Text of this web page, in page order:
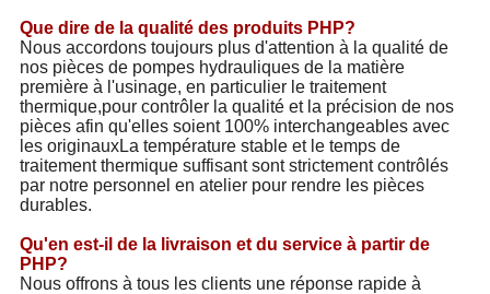
Que dire de la qualité des produits PHP?
Nous accordons toujours plus d'attention à la qualité de
nos pièces de pompes hydrauliques de la matière
première à l'usinage, en particulier le traitement
thermique,pour contrôler la qualité et la précision de nos
pièces afin qu'elles soient 100% interchangeables avec
les originauxLa température stable et le temps de
traitement thermique suffisant sont strictement contrôlés
par notre personnel en atelier pour rendre les pièces
durables.
Qu'en est-il de la livraison et du service à partir de
PHP?
Nous offrons à tous les clients une réponse rapide à